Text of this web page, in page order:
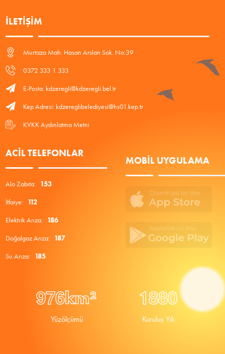
İLETIŞIM
Murtaza Mah. Hasan Arslan Sok. No:39
0372 333 1 333
E-Posta: kdzeregli@kdzeregli.bel.tr
Kep Adresi: kdzereglibelediyesi@hs01.kep.tr
KVKK Aydınlatma Metni
ACIL TELEFONLAR
Alo Zabıta: 153
İtfaiye: 112
Elektrik Arıza: 186
Doğalgaz Arıza: 187
Su Arıza: 185
MOBIL UYGULAMA
976km²
Yüzölçümü
1880
Kuruluş Yılı